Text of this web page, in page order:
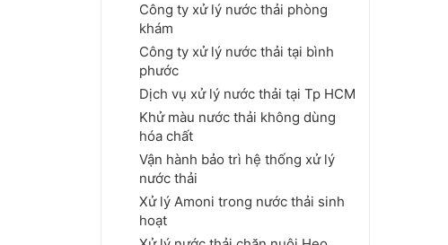
Công ty xử lý nước thải phòng
khám
Công ty xử lý nước thải tại bình
phước
Dịch vụ xử lý nước thải tại Tp HCM
Khử màu nước thải không dùng
hóa chất
Vận hành bảo trì hệ thống xử lý
nước thải
Xử lý Amoni trong nước thải sinh
hoạt